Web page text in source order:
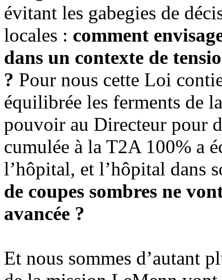
évitant les gabegies de
locales : comment
dans un contexte de
? Pour nous cette Loi
équilibrée les ferments de
pouvoir au Directeur pour
cumulée à la T2A 100% a
l’hôpital, et l’hôpital dans
de coupes sombres ne
avancée ?
Et nous sommes d’autant